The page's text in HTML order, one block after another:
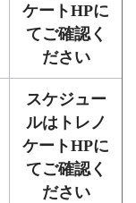
ケートHPに
てご確認く
ださい
スケジュー
ルはトレノ
ケートHPに
てご確認く
ださい